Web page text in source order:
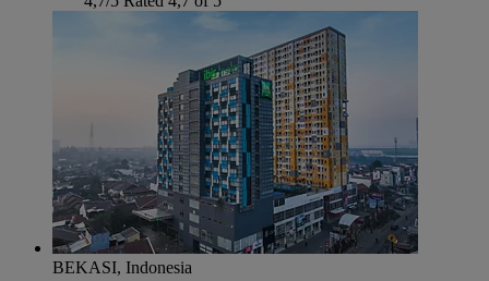
BEKASI, Indonesia